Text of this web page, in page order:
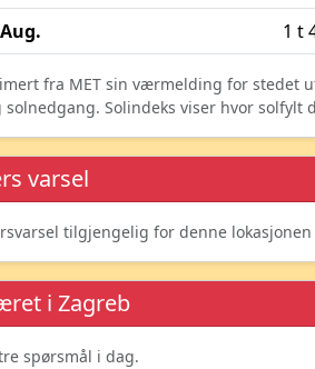
1 t
fra MET sin værmelding for stedet
Solindeks viser hvor solfylt
varsel
tilgjengelig for denne
i Zagreb
spørsmål i dag.